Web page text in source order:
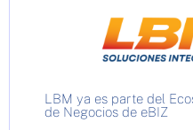
LBM ya es parte del
de Negocios de eBIZ